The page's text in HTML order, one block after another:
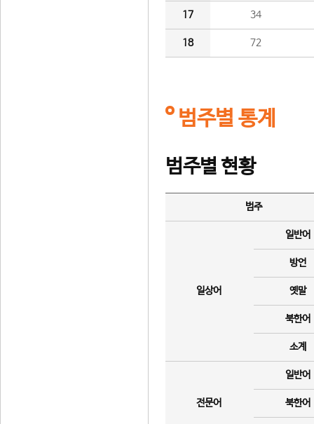
17 34
18 72
범주별 통계
범주별 현황
범주
일상어
일반어
방언
옛말
북한어
소계
전문어
일반어
북한어